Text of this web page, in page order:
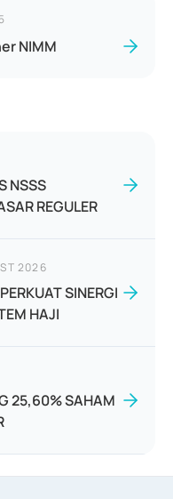
NIMM
NSSS
REGULER
2026
SINERGI
HAJI
25,60% SAHAM